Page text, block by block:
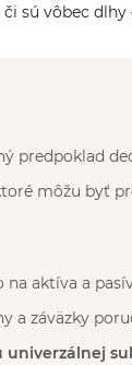
sú vôbec
predpoklad
môžu byť
aktíva a
a záväzky
univerzálnej